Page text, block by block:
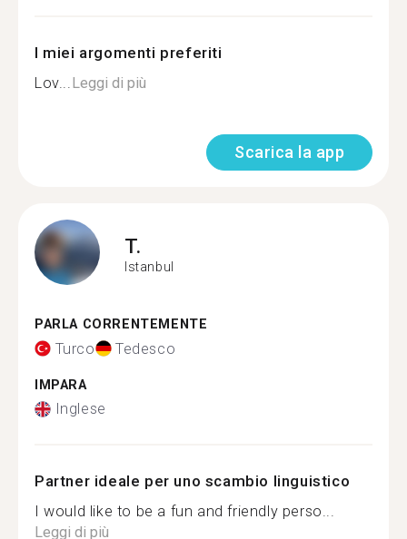
I miei argomenti preferiti
Lov...Leggi di più
Scarica la app
T.
Istanbul
PARLA CORRENTEMENTE
Turco Tedesco
IMPARA
Inglese
Partner ideale per uno scambio linguistico
I would like to be a fun and friendly perso...
Leggi di più